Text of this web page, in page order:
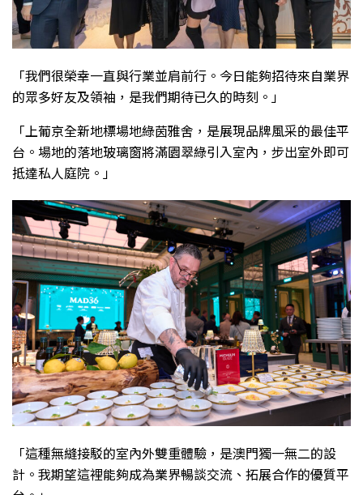
「我們很榮幸一直與行業並肩前行。今日能夠招待來自業界
的眾多好友及領袖，是我們期待已久的時刻。」
「上葡京全新地標場地綠茵雅舍，是展現品牌風采的最佳平
台。場地的落地玻璃窗將滿園翠綠引入室內，步出室外即可
抵達私人庭院。」
「這種無縫接駁的室內外雙重體驗，是澳門獨一無二的設
計。我期望這裡能夠成為業界暢談交流、拓展合作的優質平